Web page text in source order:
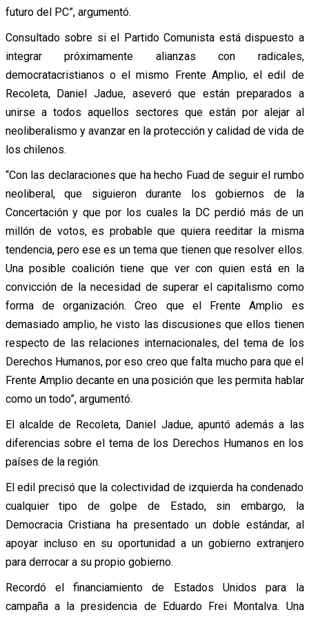
futuro del PC”, argumentó.
Consultado sobre si el Partido Comunista está dispuesto a
integrar próximamente alianzas con radicales,
democratacristianos o el mismo Frente Amplio, el edil de
Recoleta, Daniel Jadue, aseveró que están preparados a
unirse a todos aquellos sectores que están por alejar al
neoliberalismo y avanzar en la protección y calidad de vida de
los chilenos.
“Con las declaraciones que ha hecho Fuad de seguir el rumbo
neoliberal, que siguieron durante los gobiernos de la
Concertación y que por los cuales la DC perdió más de un
millón de votos, es probable que quiera reeditar la misma
tendencia, pero ese es un tema que tienen que resolver ellos.
Una posible coalición tiene que ver con quien está en la
convicción de la necesidad de superar el capitalismo como
forma de organización. Creo que el Frente Amplio es
demasiado amplio, he visto las discusiones que ellos tienen
respecto de las relaciones internacionales, del tema de los
Derechos Humanos, por eso creo que falta mucho para que el
Frente Amplio decante en una posición que les permita hablar
como un todo”, argumentó.
El alcalde de Recoleta, Daniel Jadue, apuntó además a las
diferencias sobre el tema de los Derechos Humanos en los
países de la región.
El edil precisó que la colectividad de izquierda ha condenado
cualquier tipo de golpe de Estado, sin embargo, la
Democracia Cristiana ha presentado un doble estándar, al
apoyar incluso en su oportunidad a un gobierno extranjero
para derrocar a su propio gobierno.
Recordó el financiamiento de Estados Unidos para la
campaña a la presidencia de Eduardo Frei Montalva. Una